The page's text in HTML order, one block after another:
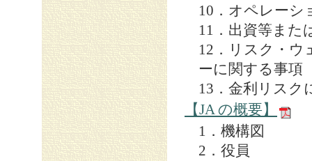
10．オペレーシ
11．出資等また
12．リスク・
ーに関する事項
13．金利リスク
【JA の概要】
1．機構図
2．役員